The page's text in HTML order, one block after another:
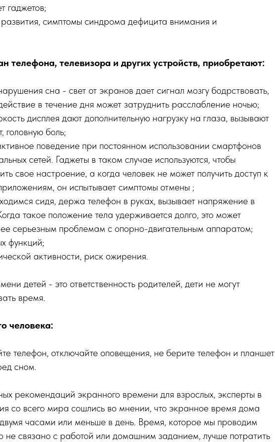
гаджетов;
симптомы синдрома дефицита внимания и
телефона, телевизора и других устройств, приобретают:
сна - свет от экранов дает сигнал мозгу бодрствовать,
в течение дня может затруднить расслабление ночью;
дисплея дают дополнительную нагрузку на глаза, вызывают
головную боль;
поведение при постоянном использовании смартфонов
сетей. Гаджеты в таком случае используются, чтобы
свое настроение, а когда человек не может получить доступ к
он испытывает симптомы отмены ;
сидя, держа телефон в руках, вызывает напряжение в
такое положение тела удерживается долго, это может
серьезным проблемам с опорно-двигательным аппаратом;
функций;
активности, риск ожирения.
детей - это ответственность родителей, дети не могут
время.
человека:
телефон, отключайте оповещения, не берите телефон и планшет
сном.
рекомендаций экранного времени для взрослых, эксперты в
со всего мира сошлись во мнении, что экранное время дома
часами или меньше в день. Время, которое мы проводим
не связано с работой или домашним заданием, лучше потратить